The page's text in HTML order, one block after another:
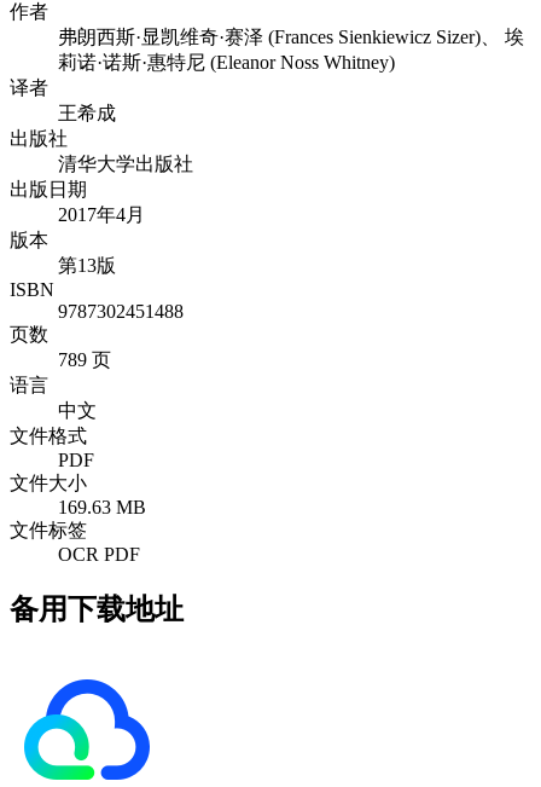
作者
弗朗西斯·显凯维奇·赛泽 (Frances Sienkiewicz Sizer)、‎ 埃
莉诺·诺斯·惠特尼 (Eleanor Noss Whitney)
译者
王希成
出版社
清华大学出版社
出版日期
2017年4月
版本
第13版
ISBN
9787302451488
页数
789 页
语言
中文
文件格式
PDF
文件大小
169.63 MB
文件标签
OCR PDF
备用下载地址